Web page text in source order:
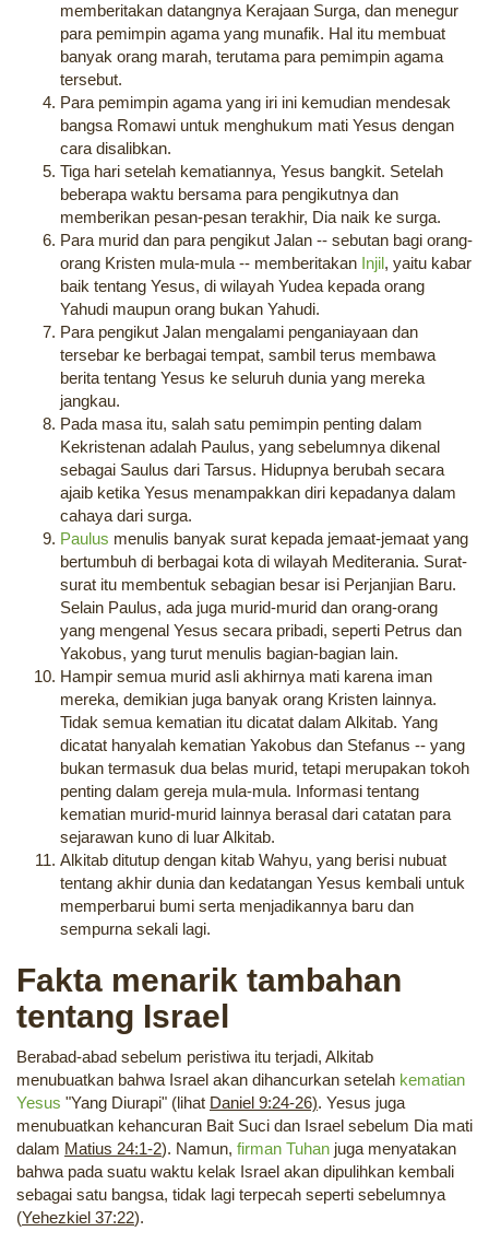
memberitakan datangnya Kerajaan Surga, dan menegur
para pemimpin agama yang munafik. Hal itu membuat
banyak orang marah, terutama para pemimpin agama
tersebut.
Para pemimpin agama yang iri ini kemudian mendesak
bangsa Romawi untuk menghukum mati Yesus dengan
cara disalibkan.
Tiga hari setelah kematiannya, Yesus bangkit. Setelah
beberapa waktu bersama para pengikutnya dan
memberikan pesan-pesan terakhir, Dia naik ke surga.
Para murid dan para pengikut Jalan -- sebutan bagi orang-
orang Kristen mula-mula -- memberitakan Injil, yaitu kabar
baik tentang Yesus, di wilayah Yudea kepada orang
Yahudi maupun orang bukan Yahudi.
Para pengikut Jalan mengalami penganiayaan dan
tersebar ke berbagai tempat, sambil terus membawa
berita tentang Yesus ke seluruh dunia yang mereka
jangkau.
Pada masa itu, salah satu pemimpin penting dalam
Kekristenan adalah Paulus, yang sebelumnya dikenal
sebagai Saulus dari Tarsus. Hidupnya berubah secara
ajaib ketika Yesus menampakkan diri kepadanya dalam
cahaya dari surga.
Paulus menulis banyak surat kepada jemaat-jemaat yang
bertumbuh di berbagai kota di wilayah Mediterania. Surat-
surat itu membentuk sebagian besar isi Perjanjian Baru.
Selain Paulus, ada juga murid-murid dan orang-orang
yang mengenal Yesus secara pribadi, seperti Petrus dan
Yakobus, yang turut menulis bagian-bagian lain.
Hampir semua murid asli akhirnya mati karena iman
mereka, demikian juga banyak orang Kristen lainnya.
Tidak semua kematian itu dicatat dalam Alkitab. Yang
dicatat hanyalah kematian Yakobus dan Stefanus -- yang
bukan termasuk dua belas murid, tetapi merupakan tokoh
penting dalam gereja mula-mula. Informasi tentang
kematian murid-murid lainnya berasal dari catatan para
sejarawan kuno di luar Alkitab.
Alkitab ditutup dengan kitab Wahyu, yang berisi nubuat
tentang akhir dunia dan kedatangan Yesus kembali untuk
memperbarui bumi serta menjadikannya baru dan
sempurna sekali lagi.
Fakta menarik tambahan
tentang Israel
Berabad-abad sebelum peristiwa itu terjadi, Alkitab
menubuatkan bahwa Israel akan dihancurkan setelah kematian
Yesus "Yang Diurapi" (lihat Daniel 9:24-26). Yesus juga
menubuatkan kehancuran Bait Suci dan Israel sebelum Dia mati
dalam Matius 24:1-2). Namun, firman Tuhan juga menyatakan
bahwa pada suatu waktu kelak Israel akan dipulihkan kembali
sebagai satu bangsa, tidak lagi terpecah seperti sebelumnya
(Yehezkiel 37:22).